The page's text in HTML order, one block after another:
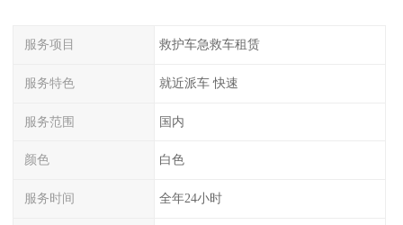
服务项目 救护车急救车租赁
服务特色 就近派车 快速
服务范围 国内
颜色 白色
服务时间 全年24小时